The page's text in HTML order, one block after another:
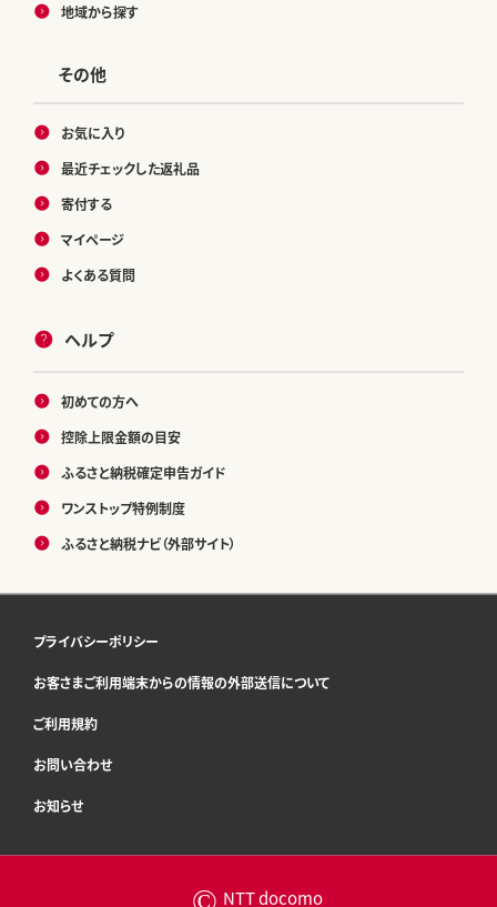
地域から探す
その他
お気に入り
最近チェックした返礼品
寄付する
マイページ
よくある質問
ヘルプ
初めての方へ
控除上限金額の目安
ふるさと納税確定申告ガイド
ワンストップ特例制度
ふるさと納税ナビ（外部サイト）
プライバシーポリシー
お客さまご利用端末からの情報の外部送信について
ご利用規約
お問い合わせ
お知らせ
© NTT docomo